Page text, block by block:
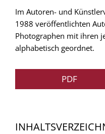
Im Autoren- und
1988 veröffentlichten
Photographen mit ihren
alphabetisch geordnet.
PDF